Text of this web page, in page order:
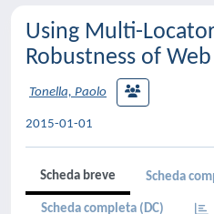
Using Multi-
Robustness of Web
Tonella, Paolo
2015-01-01
Scheda breve Scheda
Scheda completa (DC)